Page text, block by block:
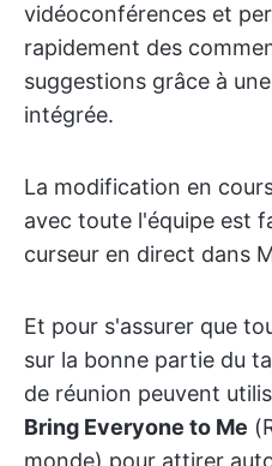
vidéoconférences et
rapidement des
suggestions grâce à
intégrée.
La modification en
avec toute l'équipe est
curseur en direct dans
Et pour s'assurer que
sur la bonne partie du
de réunion peuvent
Bring Everyone to Me